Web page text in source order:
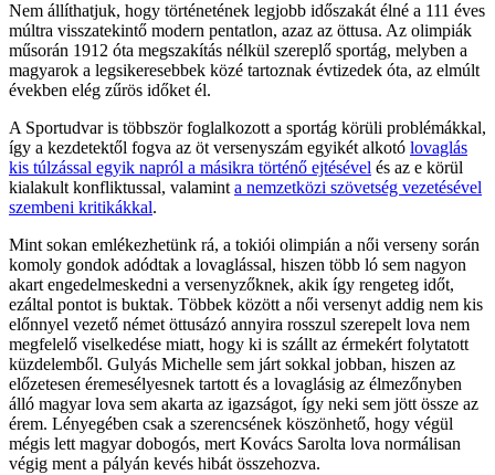
Nem állíthatjuk, hogy történetének legjobb időszakát élné a 111 éves
múltra visszatekintő modern pentatlon, azaz az öttusa. Az olimpiák
műsorán 1912 óta megszakítás nélkül szereplő sportág, melyben a
magyarok a legsikeresebbek közé tartoznak évtizedek óta, az elmúlt
években elég zűrös időket él.
A Sportudvar is többször foglalkozott a sportág körüli problémákkal,
így a kezdetektől fogva az öt versenyszám egyikét alkotó lovaglás
kis túlzással egyik napról a másikra történő ejtésével és az e körül
kialakult konfliktussal, valamint a nemzetközi szövetség vezetésével
szembeni kritikákkal.
Mint sokan emlékezhetünk rá, a tokiói olimpián a női verseny során
komoly gondok adódtak a lovaglással, hiszen több ló sem nagyon
akart engedelmeskedni a versenyzőknek, akik így rengeteg időt,
ezáltal pontot is buktak. Többek között a női versenyt addig nem kis
előnnyel vezető német öttusázó annyira rosszul szerepelt lova nem
megfelelő viselkedése miatt, hogy ki is szállt az érmekért folytatott
küzdelemből. Gulyás Michelle sem járt sokkal jobban, hiszen az
előzetesen éremesélyesnek tartott és a lovaglásig az élmezőnyben
álló magyar lova sem akarta az igazságot, így neki sem jött össze az
érem. Lényegében csak a szerencsének köszönhető, hogy végül
mégis lett magyar dobogós, mert Kovács Sarolta lova normálisan
végig ment a pályán kevés hibát összehozva.